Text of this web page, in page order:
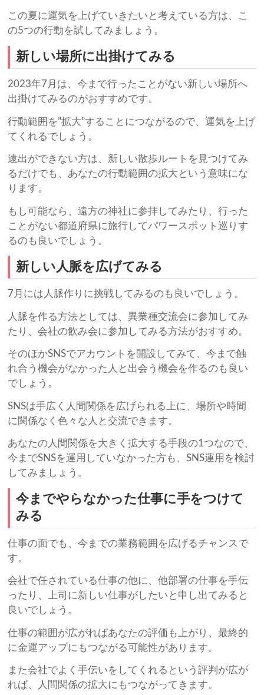
この夏に運気を上げていきたいと考えている方は、こ
の5つの行動を試してみましょう。
新しい場所に出掛けてみる
2023年7月は、今まで行ったことがない新しい場所へ
出掛けてみるのがおすすめです。
行動範囲を”拡大”することにつながるので、運気を上げ
てくれるでしょう。
遠出ができない方は、新しい散歩ルートを見つけてみ
るだけでも、あなたの行動範囲の拡大という意味にな
ります。
もし可能なら、遠方の神社に参拝してみたり、行った
ことがない都道府県に旅行してパワースポット巡りす
るのも良いでしょう。
新しい人脈を広げてみる
7月には人脈作りに挑戦してみるのも良いでしょう。
人脈を作る方法としては、異業種交流会に参加してみ
たり、会社の飲み会に参加してみる方法がおすすめ。
そのほかSNSでアカウントを開設してみて、今まで触
れ合う機会がなかった人と出会う機会を作るのも良い
でしょう。
SNSは手広く人間関係を広げられる上に、場所や時間
に関係なく色々な人と交流できます。
あなたの人間関係を大きく拡大する手段の1つなので、
今までSNSを運用していなかった方も、SNS運用を検討
してみましょう。
今までやらなかった仕事に手をつけて
みる
仕事の面でも、今までの業務範囲を広げるチャンスで
す。
会社で任されている仕事の他に、他部署の仕事を手伝
ったり、上司に新しい仕事がしたいと申し出てみると
良いでしょう。
仕事の範囲が広がればあなたの評価も上がり、最終的
に金運アップにもつながる可能性があります。
また会社でよく手伝いをしてくれるという評判が広が
れば、人間関係の拡大にもつながってきます。